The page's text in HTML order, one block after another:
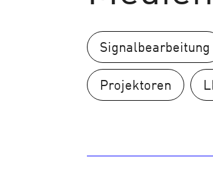
Signalbearbeitung
Projektoren